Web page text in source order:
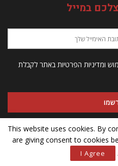
במייל
ומדיניות הפרטיות באתר לקבלת
This website uses cookies. By
are giving consent to cookies
.
I Agree